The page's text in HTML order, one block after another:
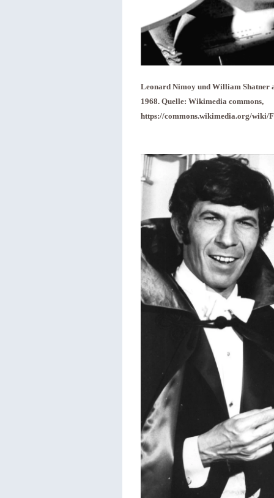
Leonard Nimoy und William Shatner
1968. Quelle: Wikimedia commons,
https://commons.wikimedia.org/wiki/